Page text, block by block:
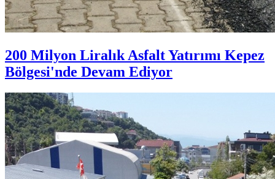
200 Milyon Liralık Asfalt Yatırımı Kepez
Bölgesi'nde Devam Ediyor